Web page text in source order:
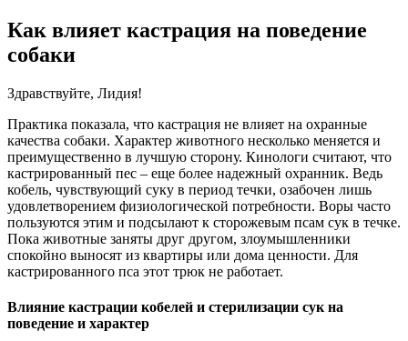
Как влияет кастрация на поведение
собаки
Здравствуйте, Лидия!
Практика показала, что кастрация не влияет на охранные
качества собаки. Характер животного несколько меняется и
преимущественно в лучшую сторону. Кинологи считают, что
кастрированный пес – еще более надежный охранник. Ведь
кобель, чувствующий суку в период течки, озабочен лишь
удовлетворением физиологической потребности. Воры часто
пользуются этим и подсылают к сторожевым псам сук в течке.
Пока животные заняты друг другом, злоумышленники
спокойно выносят из квартиры или дома ценности. Для
кастрированного пса этот трюк не работает.
Влияние кастрации кобелей и стерилизации сук на
поведение и характер